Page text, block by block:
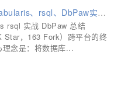
数据库工具LazySQL、sql-tap、Tabularis、rsql、DbPaw实战教程
rsql 实战 DbPaw 总结
Star，163 Fork）跨平台的终
念是：将数据库...